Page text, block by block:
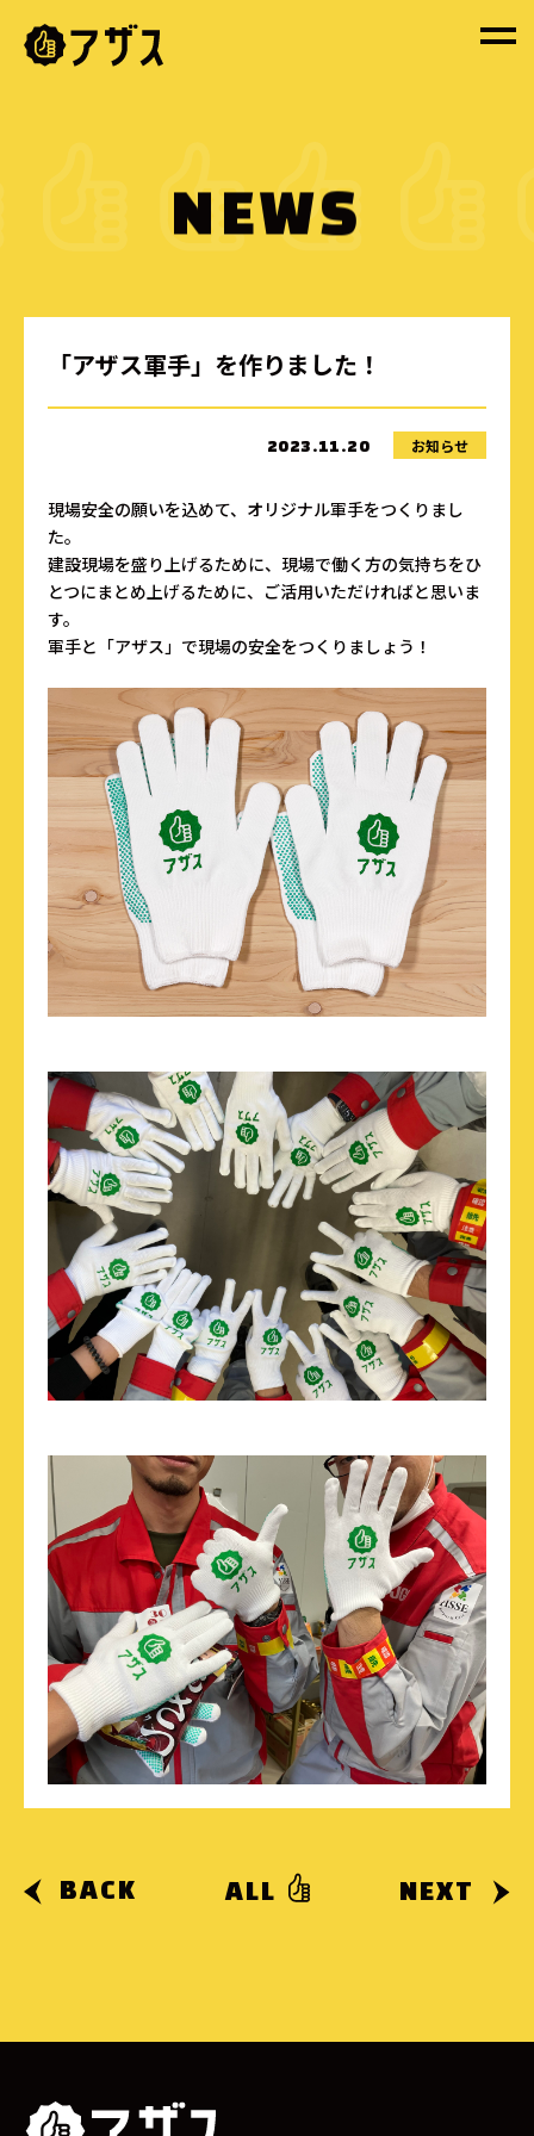
NEWS
「アザス軍手」を作りました！
2023.11.20 お知らせ
現場安全の願いを込めて、オリジナル軍手をつくりまし
た。
建設現場を盛り上げるために、現場で働く方の気持ちをひ
とつにまとめ上げるために、ご活用いただければと思いま
す。
軍手と「アザス」で現場の安全をつくりましょう！
BACK ALL NEXT